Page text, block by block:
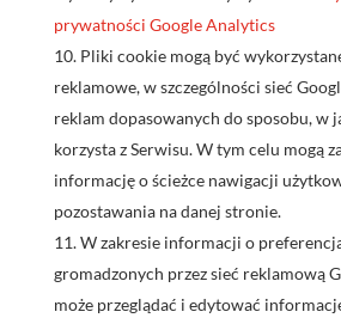
prywatności Google Analytics
Pliki cookie mogą być
reklamowe, w szczególności sieć
reklam dopasowanych do sposobu, w
korzysta z Serwisu. W tym celu mogą
informację o ścieżce nawigacji
pozostawania na danej stronie.
W zakresie informacji o
gromadzonych przez sieć reklamową
może przeglądać i edytować